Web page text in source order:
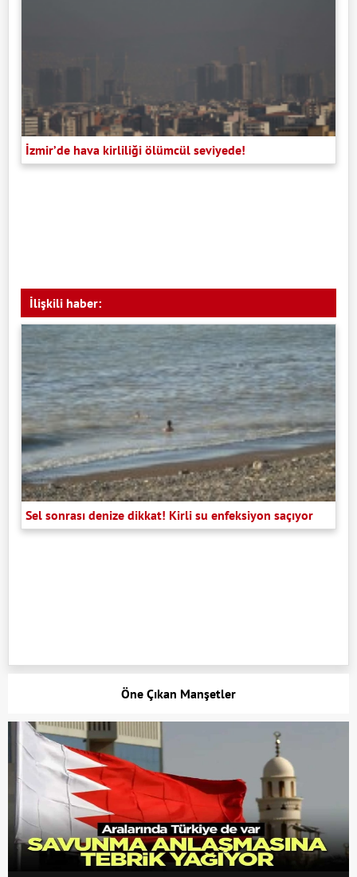
İzmir’de hava kirliliği ölümcül seviyede!
İlişkili haber:
Sel sonrası denize dikkat! Kirli su enfeksiyon saçıyor
Öne Çıkan Manşetler